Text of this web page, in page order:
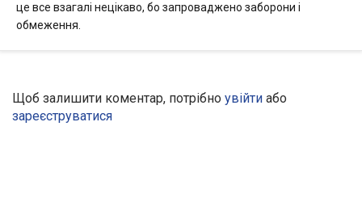
це все взагалі нецікаво, бо запроваджено заборони і
обмеження.
Щоб залишити коментар, потрібно увійти або
зареєструватися